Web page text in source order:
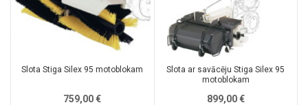
Slota Stiga Silex 95 motoblokam
759,00€
Slota ar savācēju Stiga Silex 95
motoblokam
899,00€